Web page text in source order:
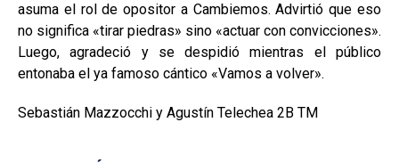
asuma el rol de opositor a Cambiemos. Advirtió que eso
no significa «tirar piedras» sino «actuar con convicciones».
Luego, agradeció y se despidió mientras el público
entonaba el ya famoso cántico «Vamos a volver».
Sebastián Mazzocchi y Agustín Telechea 2B TM